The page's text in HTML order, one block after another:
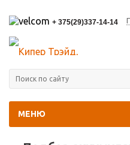
+ 375(29)337-14-14
МЕНЮ